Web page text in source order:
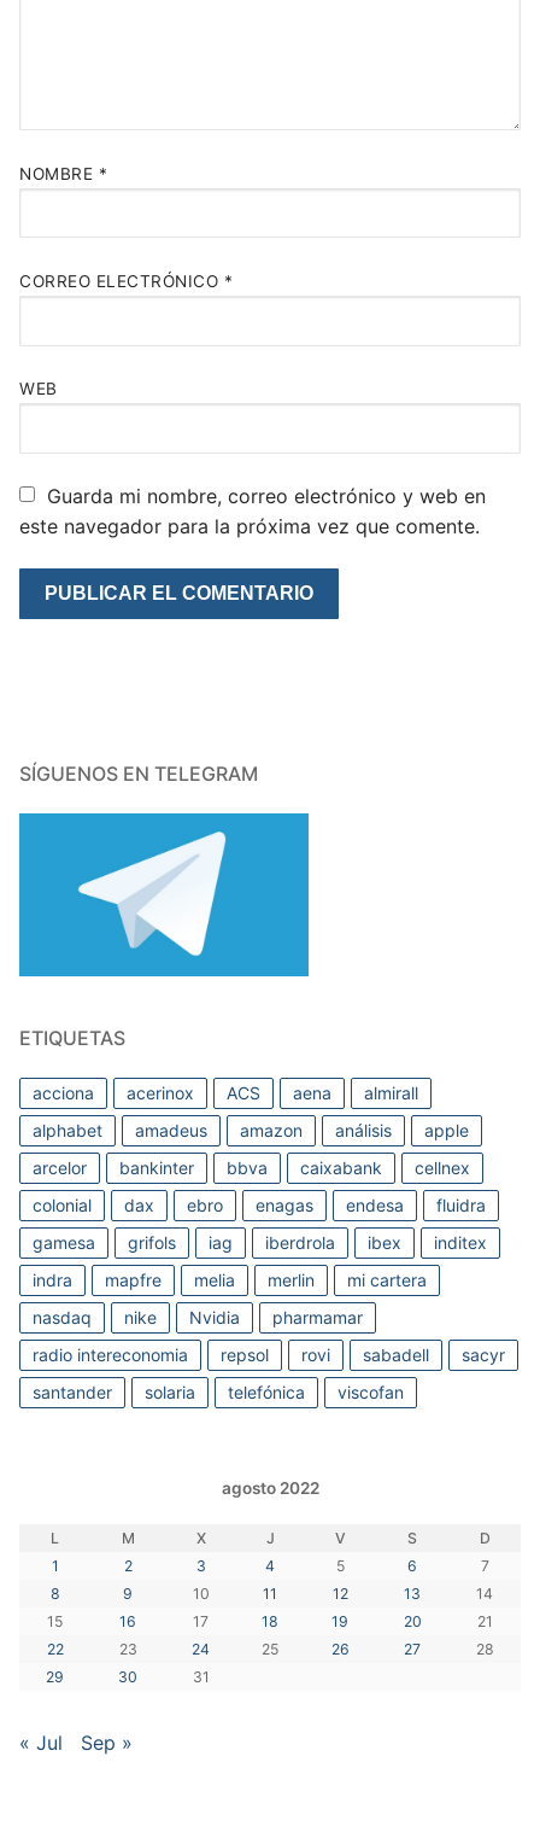
NOMBRE *
CORREO ELECTRÓNICO *
WEB
Guarda mi nombre, correo electrónico y web en
este navegador para la próxima vez que comente.
SÍGUENOS EN TELEGRAM
ETIQUETAS
acciona acerinox ACS aena
almirall
alphabet
amadeus amazon análisis
apple
arcelor
bankinter bbva caixabank
cellnex
colonial
dax ebro enagas endesa
fluidra
gamesa
grifols iag iberdrola ibex
inditex
indra
mapfre melia merlin
mi cartera
nasdaq
nike Nvidia
pharmamar
radio intereconomia
repsol rovi sabadell
sacyr
santander
solaria telefónica viscofan
agosto 2022
L M X J V S
D
1
2 3 4 5 6
7
8
9 10 11 12 13
14
15
16 17 18 19 20
21
22
23 24 25 26 27
28
29
30 31
« Jul Sep »